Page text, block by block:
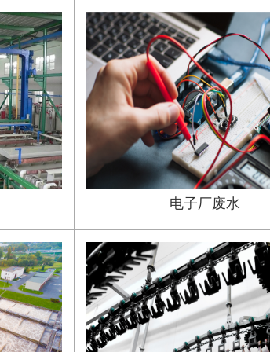
电子厂废水